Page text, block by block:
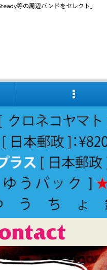
等の周辺バンドをセレクト」